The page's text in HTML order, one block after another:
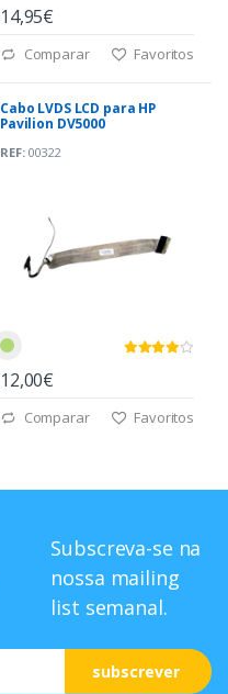
14,95€
Comparar Favoritos
Cabo LVDS LCD para HP
Pavilion DV5000
REF:00322
12,00€
Comparar Favoritos
Subscreva-se na
nossa mailing
list semanal.
subscrever